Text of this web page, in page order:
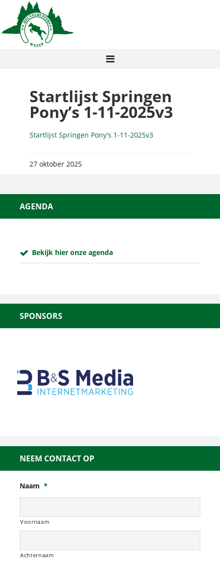
Startlijst Springen
Pony’s 1-11-2025v3
Startlijst Springen Pony's 1-11-2025v3
27 oktober 2025
AGENDA
Bekijk hier onze agenda
SPONSORS
NEEM CONTACT OP
Naam *
Voornaam
Achternaam